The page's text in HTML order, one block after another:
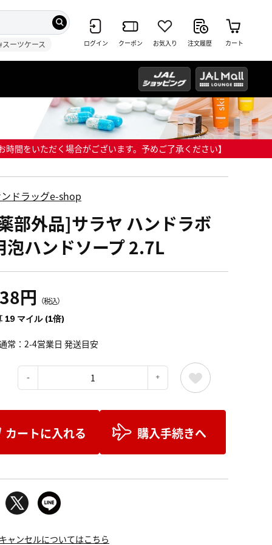
スーツケース ログイン クーポン お気入り 注文履歴 カート
間をいただく場合がございます。予めご了承ください】
ドラッグe-shop
部外品]サラヤ ハンドラボ
泡ハンドソープ 2.7L
円 （税込）
19 マイル (1倍)
常：2-4営業日 発送目安
カートに入れる 購入手続きへ
ャンセルについてはこちら